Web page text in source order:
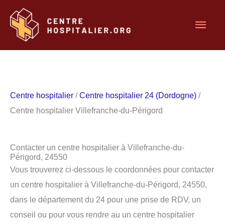
contenu
Centre hospitalier /Centre hospitalier 24 (Dordogne) /
Centre hospitalier Villefranche-du-Périgord
Contacter un centre hospitalier à Villefranche-du-
Périgord, 24550
Vous trouverez ci-dessous le coordonnées pour contacter
un centre hospitalier à Villefranche-du-Périgord, 24550,
dans le département du 24 pour une prise de RDV, un
conseil ou pour vous rendre au un centre hospitalier